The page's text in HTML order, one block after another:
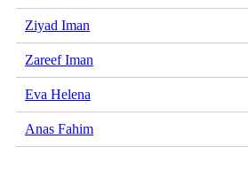
Ziyad Iman
Zareef Iman
Eva Helena
Anas Fahim